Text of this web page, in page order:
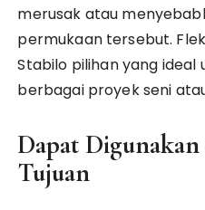
merusak atau
permukaan tersebut.
Stabilo pilihan yang ideal
berbagai proyek seni
Dapat
Tujuan